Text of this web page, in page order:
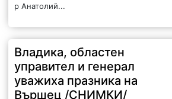
р Анатолий...
Владика, областен
управител и генерал
уважиха празника на
Вършец /СНИМКИ/